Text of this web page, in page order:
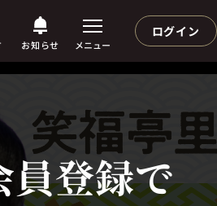
お知らせ メニュー
ログイン
員登録で